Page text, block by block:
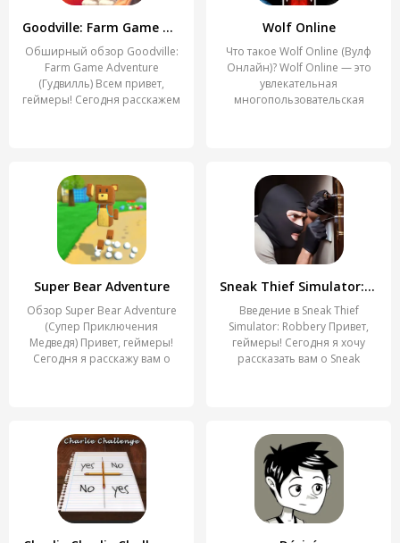
Goodville: Farm Game Adventure
Обширный обзор Goodville:
Farm Game Adventure
(Гудвилль) Всем привет,
геймеры! Сегодня расскажем
Wolf Online
Что такое Wolf Online (Вулф
Онлайн)? Wolf Online — это
увлекательная
многопользовательская
Super Bear Adventure
Обзор Super Bear Adventure
(Супер Приключения
Медведя) Привет, геймеры!
Сегодня я расскажу вам о
Sneak Thief Simulator: Robbery
Введение в Sneak Thief
Simulator: Robbery Привет,
геймеры! Сегодня я хочу
рассказать вам о Sneak